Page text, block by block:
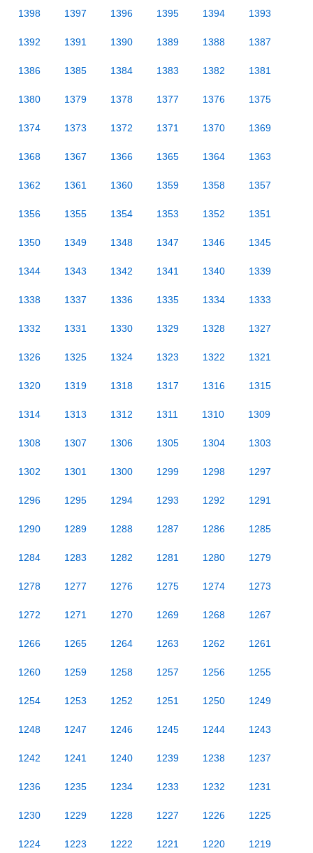
1398 1397 1396 1395 1394 1393
1392 1391 1390 1389 1388 1387
1386 1385 1384 1383 1382 1381
1380 1379 1378 1377 1376 1375
1374 1373 1372 1371 1370 1369
1368 1367 1366 1365 1364 1363
1362 1361 1360 1359 1358 1357
1356 1355 1354 1353 1352 1351
1350 1349 1348 1347 1346 1345
1344 1343 1342 1341 1340 1339
1338 1337 1336 1335 1334 1333
1332 1331 1330 1329 1328 1327
1326 1325 1324 1323 1322 1321
1320 1319 1318 1317 1316 1315
1314 1313 1312 1311 1310 1309
1308 1307 1306 1305 1304 1303
1302 1301 1300 1299 1298 1297
1296 1295 1294 1293 1292 1291
1290 1289 1288 1287 1286 1285
1284 1283 1282 1281 1280 1279
1278 1277 1276 1275 1274 1273
1272 1271 1270 1269 1268 1267
1266 1265 1264 1263 1262 1261
1260 1259 1258 1257 1256 1255
1254 1253 1252 1251 1250 1249
1248 1247 1246 1245 1244 1243
1242 1241 1240 1239 1238 1237
1236 1235 1234 1233 1232 1231
1230 1229 1228 1227 1226 1225
1224 1223 1222 1221 1220 1219